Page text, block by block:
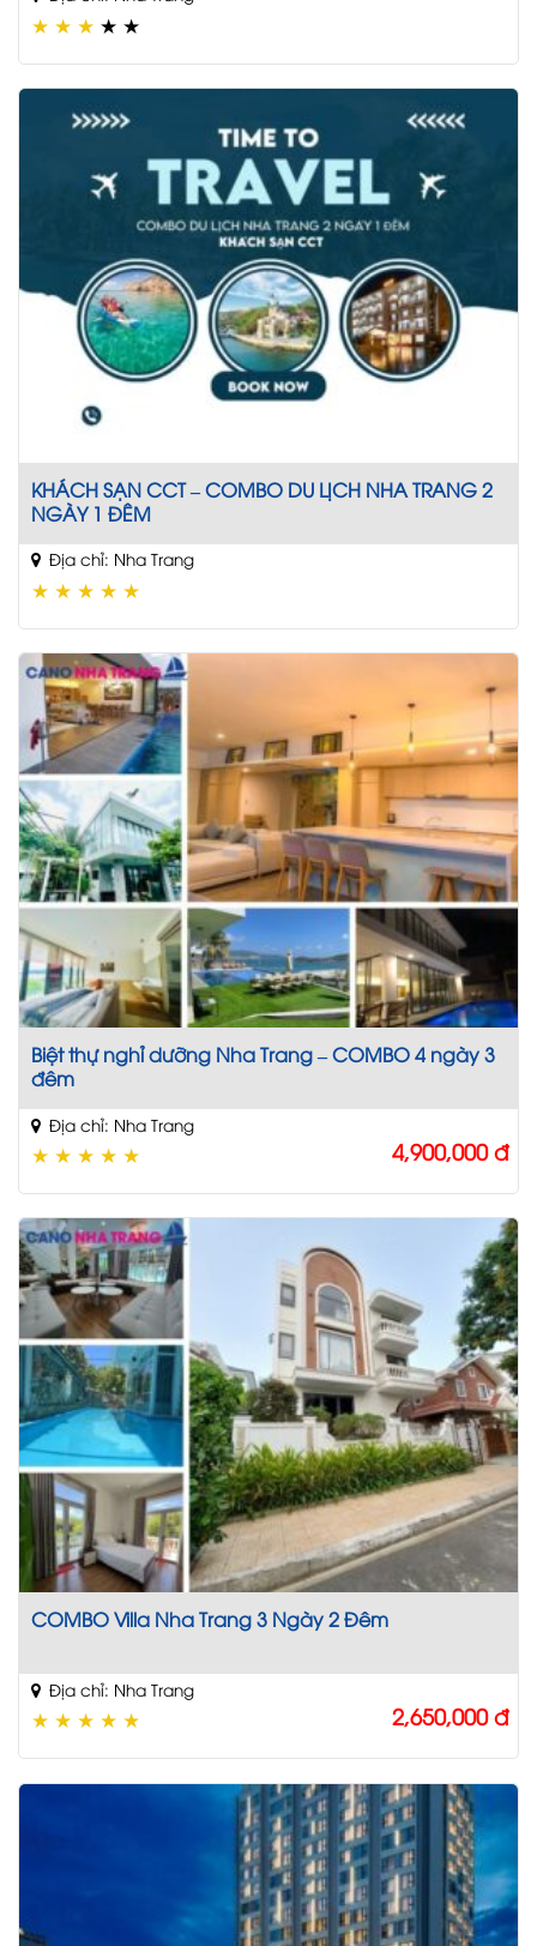
★ ★ ★ ★ ★
KHÁCH SẠN CCT – COMBO DU LỊCH NHA TRANG 2
NGÀY 1 ĐÊM
Địa chỉ: Nha Trang
★ ★ ★ ★ ★
Biệt thự nghỉ dưỡng Nha Trang – COMBO 4 ngày 3
đêm
Địa chỉ: Nha Trang
★ ★ ★ ★ ★ 4,900,000đ
COMBO Villa Nha Trang 3 Ngày 2 Đêm
Địa chỉ: Nha Trang
★ ★ ★ ★ ★ 2,650,000đ